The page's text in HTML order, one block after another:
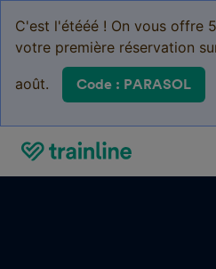
C'est l'étééé ! On vous offre
votre première réservation
août. Code : PARASOL